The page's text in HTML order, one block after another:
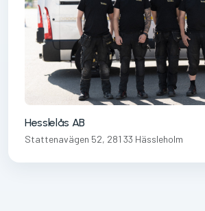
Hesslelås AB
Stattenavägen 52, 281 33 Hässleholm